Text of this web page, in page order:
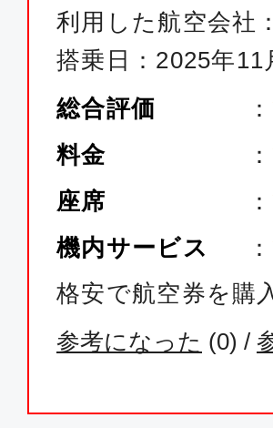
利用した航空会社
搭乗日：2025年11
総合評価
：
料金 ：
座席 ：
機内サービス ：
格安で航空券を購
参考になった (0) /